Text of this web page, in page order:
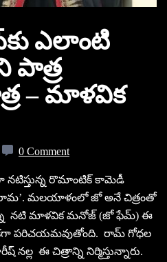
ఎలాంటి
పాత్ర
– మాళవిక
0 Comment
రొమాంటిక్‌ కామెడీ
మలయాళంలో జో అనే చిత్రంతో
నటి మాళవిక మనోజ్ (జో ఫేమ్) ఈ
పరిచయమవుతోంది. రామ్ గోధల
నల్ల ఈ చిత్రాన్ని నిర్మిస్తున్నారు.